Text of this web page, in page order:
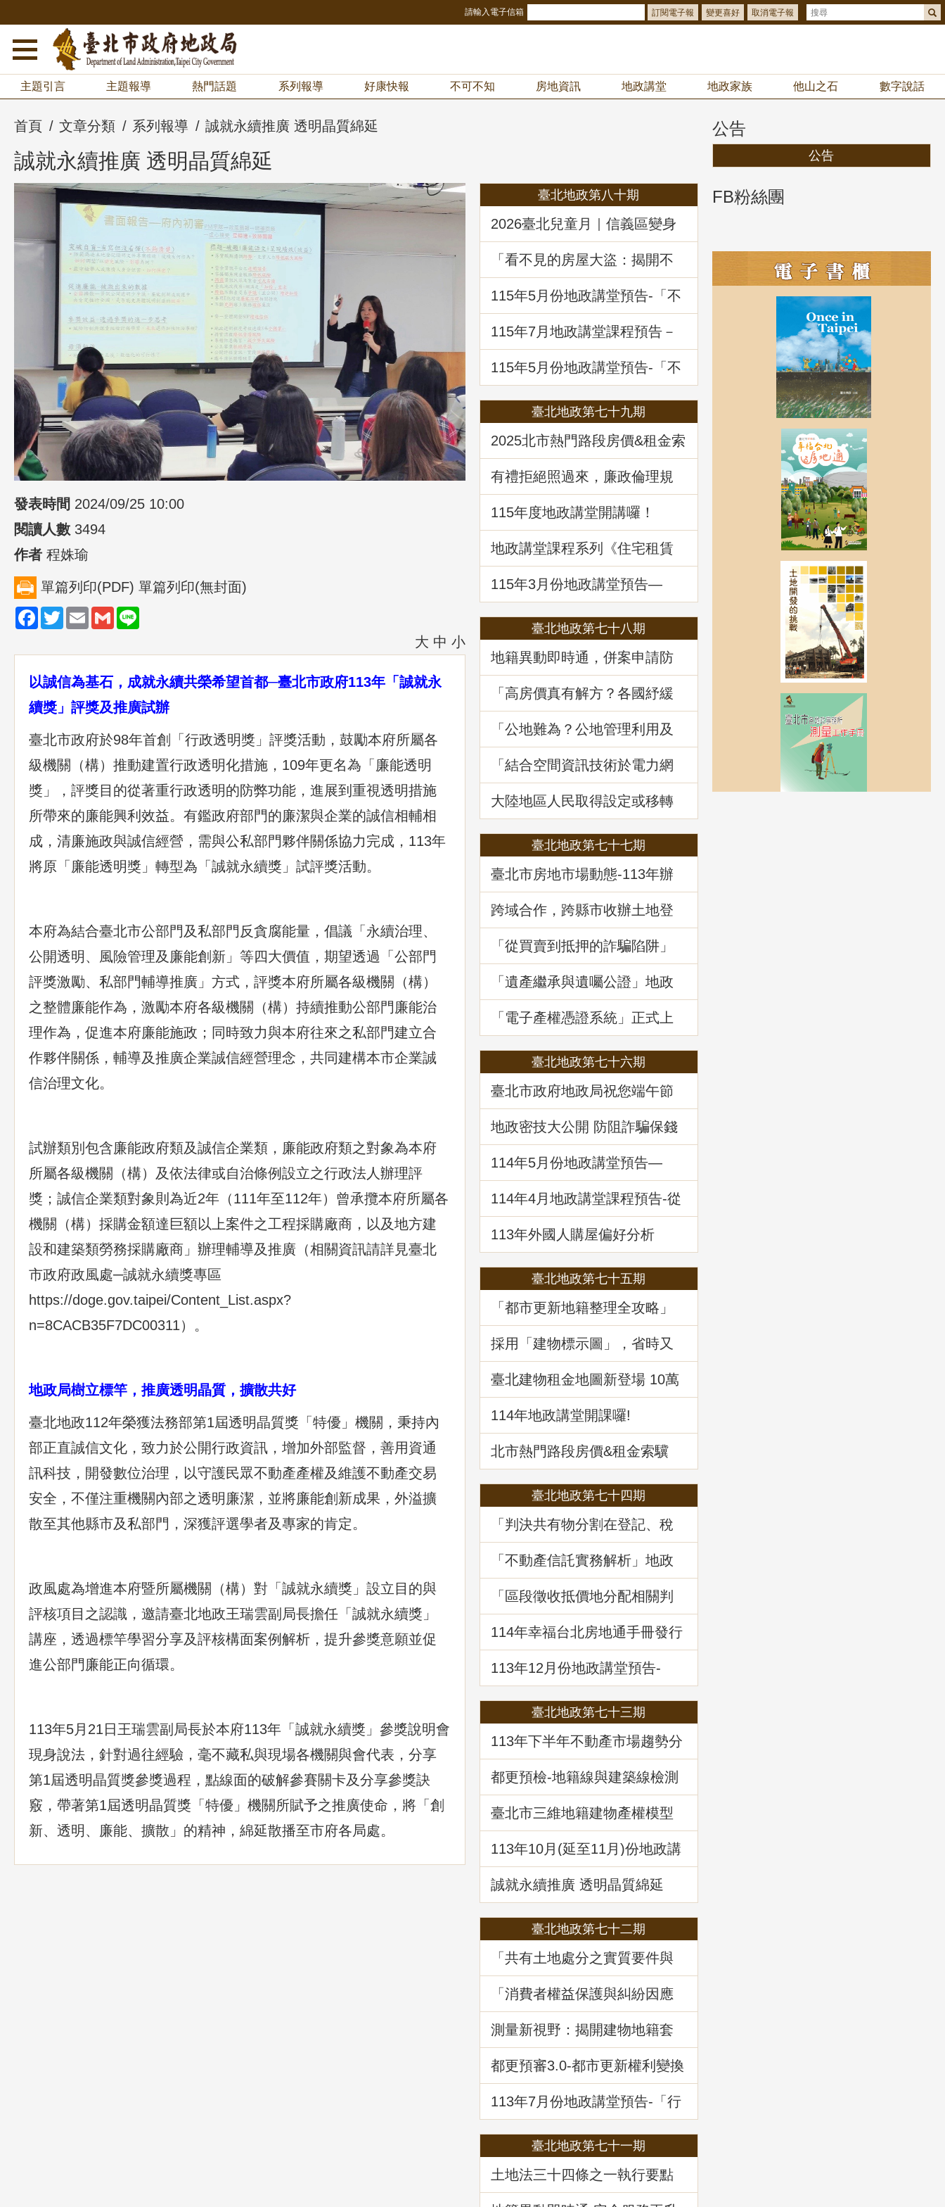
請輸入電子信箱 訂閱電子報 變更喜好 取消電子報
主題引言 主題報導 熱門話題 系列報導 好康快報 不可不知 房地資訊 地政講堂 地政家族 他山之石 數字說話
首頁 文章分類 系列報導 誠就永續推廣 透明晶質綿延
誠就永續推廣 透明晶質綿延
發表時間 2024/09/25 10:00
閱讀人數 3494
作者 程姝瑜
單篇列印(PDF) 單篇列印(無封面)
Facebook
TwitterEmailGmail
大 中 小
以誠信為基石，成就永續共榮希望首都─臺北市政府113年「誠就永
續獎」評獎及推廣試辦
臺北市政府於98年首創「行政透明獎」評獎活動，鼓勵本府所屬各
級機關（構）推動建置行政透明化措施，109年更名為「廉能透明
獎」，評獎目的從著重行政透明的防弊功能，進展到重視透明措施
所帶來的廉能興利效益。有鑑政府部門的廉潔與企業的誠信相輔相
成，清廉施政與誠信經營，需與公私部門夥伴關係協力完成，113年
將原「廉能透明獎」轉型為「誠就永續獎」試評獎活動。
本府為結合臺北市公部門及私部門反貪腐能量，倡議「永續治理、
公開透明、風險管理及廉能創新」等四大價值，期望透過「公部門
評獎激勵、私部門輔導推廣」方式，評獎本府所屬各級機關（構）
之整體廉能作為，激勵本府各級機關（構）持續推動公部門廉能治
理作為，促進本府廉能施政；同時致力與本府往來之私部門建立合
作夥伴關係，輔導及推廣企業誠信經營理念，共同建構本市企業誠
信治理文化。
試辦類別包含廉能政府類及誠信企業類，廉能政府類之對象為本府
所屬各級機關（構）及依法律或自治條例設立之行政法人辦理評
獎；誠信企業類對象則為近2年（111年至112年）曾承攬本府所屬各
機關（構）採購金額達巨額以上案件之工程採購廠商，以及地方建
設和建築類勞務採購廠商」辦理輔導及推廣（相關資訊請詳見臺北
市政府政風處─誠就永續獎專區
https://doge.gov.taipei/Content_List.aspx?
n=8CACB35F7DC00311）。
地政局樹立標竿，推廣透明晶質，擴散共好
臺北地政112年榮獲法務部第1屆透明晶質獎「特優」機關，秉持內
部正直誠信文化，致力於公開行政資訊，增加外部監督，善用資通
訊科技，開發數位治理，以守護民眾不動產產權及維護不動產交易
安全，不僅注重機關內部之透明廉潔，並將廉能創新成果，外溢擴
散至其他縣市及私部門，深獲評選學者及專家的肯定。
政風處為增進本府暨所屬機關（構）對「誠就永續獎」設立目的與
評核項目之認識，邀請臺北地政王瑞雲副局長擔任「誠就永續獎」
講座，透過標竿學習分享及評核構面案例解析，提升參獎意願並促
進公部門廉能正向循環。
113年5月21日王瑞雲副局長於本府113年「誠就永續獎」參獎說明會
現身說法，針對過往經驗，毫不藏私與現場各機關與會代表，分享
第1屆透明晶質獎參獎過程，點線面的破解參賽關卡及分享參獎訣
竅，帶著第1屆透明晶質獎「特優」機關所賦予之推廣使命，將「創
新、透明、廉能、擴散」的精神，綿延散播至市府各局處。
臺北地政第八十期
2026臺北兒童月｜信義區變身
冒險樂園！地政局邀你解鎖
《Once in Taipei》拿好禮
「看不見的房屋大盜：揭開不
動產詐騙的五大陰謀」地政講
堂回顧
115年5月份地政講堂預告-「不
動產優先購買權實務暨相關問
題解析」
115年7月地政講堂課程預告－
土地法第三十四條之一多數決
處分共有土地爭議問題解析
115年5月份地政講堂預告-「不
動產市場分析、趨勢展望及政
臺北地政第七十九期
2025北市熱門路段房價&租金索
驥 買租資訊馬上懂
有禮拒絕照過來，廉政倫理規
範報你知
115年度地政講堂開講囉！
地政講堂課程系列《住宅租賃
法規與實務》回顧
115年3⽉份地政講堂預告—
「看不見的房屋大盜：揭開不
臺北地政第七十八期
地籍異動即時通，併案申請防
詐好輕鬆
「高房價真有解方？各國紓緩
居住負擔對策與臺灣房市前景
展望」地政講堂回顧
「公地難為？公地管理利用及
處分實務」地政講堂回顧
「結合空間資訊技術於電力網
韌性及西部海域離岸風力發電
選址風險分析」地政講堂回顧
大陸地區人民取得設定或移轉
不動產物權之許可及管理
臺北地政第七十七期
臺北市房地市場動態-113年辦
公及店面市場
跨域合作，跨縣市收辦土地登
記
「從買賣到抵押的詐騙陷阱」
地政講堂回顧
「遺產繼承與遺囑公證」地政
講堂回顧
「電子產權憑證系統」正式上
線1周年
臺北地政第七十六期
臺北市政府地政局祝您端午節
快樂！
地政密技大公開 防阻詐騙保錢
財
114年5⽉份地政講堂預告—
「都市更新法理與實務」
114年4月地政講堂課程預告-從
日本防災體系看台灣的減災與
建物更新重建
113年外國人購屋偏好分析
臺北地政第七十五期
「都市更新地籍整理全攻略」
地政講堂回顧
採用「建物標示圖」，省時又
省錢
臺北建物租金地圖新登場 10萬
筆資訊一起升級
114年地政講堂開課囉!
北市熱門路段房價&租金索驥
買租資訊蛇麼都有
臺北地政第七十四期
「判決共有物分割在登記、稅
務及估價之爭議問題」地政講
堂回顧
「不動產信託實務解析」地政
講堂回顧
「區段徵收抵價地分配相關判
決見解分析」地政講堂回顧
114年幸福台北房地通手冊發行
囉!歡迎免費索取!
113年12月份地政講堂預告-
「都市更新地籍整理全攻略」
臺北地政第七十三期
113年下半年不動產市場趨勢分
析
都更預檢-地籍線與建築線檢測
作業
臺北市三維地籍建物產權模型
現在進行式
113年10⽉(延至11月)份地政講
堂預告-「不動產信託實務解
析」
誠就永續推廣 透明晶質綿延
臺北地政第七十二期
「共有土地處分之實質要件與
程序要件－以土地法第34條之1
執行要點修正為中心」地政講
堂回顧
「消費者權益保護與糾紛因應
—消費爭議案例分享」地政講
堂回顧
測量新視野：揭開建物地籍套
繪資料的面紗
都更預審3.0-都市更新權利變換
登記預先審查制度
113年7月份地政講堂預告-「行
政救濟案件剖析-以若干土地測
臺北地政第七十一期
土地法三十四條之一執行要點
修正內容解析
公告
公告
FB粉絲團